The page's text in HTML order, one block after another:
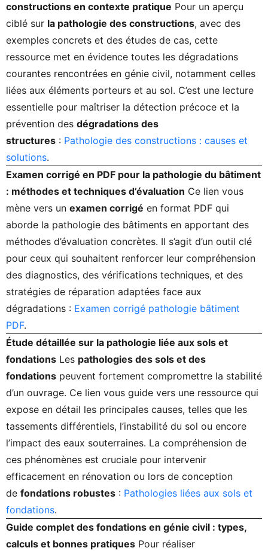
constructions en contexte pratique Pour un aperçu
ciblé sur la pathologie des constructions, avec des
exemples concrets et des études de cas, cette
ressource met en évidence toutes les dégradations
courantes rencontrées en génie civil, notamment celles
liées aux éléments porteurs et au sol. C’est une lecture
essentielle pour maîtriser la détection précoce et la
prévention des dégradations des
structures : Pathologie des constructions : causes et
solutions.
Examen corrigé en PDF pour la pathologie du bâtiment
: méthodes et techniques d’évaluation Ce lien vous
mène vers un examen corrigé en format PDF qui
aborde la pathologie des bâtiments en apportant des
méthodes d’évaluation concrètes. Il s’agit d’un outil clé
pour ceux qui souhaitent renforcer leur compréhension
des diagnostics, des vérifications techniques, et des
stratégies de réparation adaptées face aux
dégradations : Examen corrigé pathologie bâtiment
PDF.
Étude détaillée sur la pathologie liée aux sols et
fondations Les pathologies des sols et des
fondations peuvent fortement compromettre la stabilité
d’un ouvrage. Ce lien vous guide vers une ressource qui
expose en détail les principales causes, telles que les
tassements différentiels, l’instabilité du sol ou encore
l’impact des eaux souterraines. La compréhension de
ces phénomènes est cruciale pour intervenir
efficacement en rénovation ou lors de conception
de fondations robustes : Pathologies liées aux sols et
fondations.
Guide complet des fondations en génie civil : types,
calculs et bonnes pratiques Pour réaliser